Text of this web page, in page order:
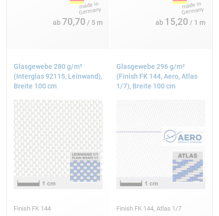
Interglas FK 144
105 g/m2
Köper
Interglas FK 144
160 g/m
100 cm
ab 70,70 / 5 m ab 15,20 / 1 m
Glasgewebe 280 g/m²
(Interglas 92115, Leinwand),
Breite 100 cm
Finish FK 144
Glasgewebe 296 g/m²
(Finish FK 144, Aero, Atlas
1/7), Breite 100 cm
Finish FK 144, Atlas 1/7